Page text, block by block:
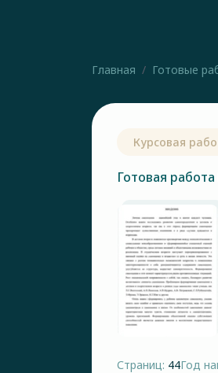
Главная Готовые
Курсовая
Готовая работа
Страниц: 44Год